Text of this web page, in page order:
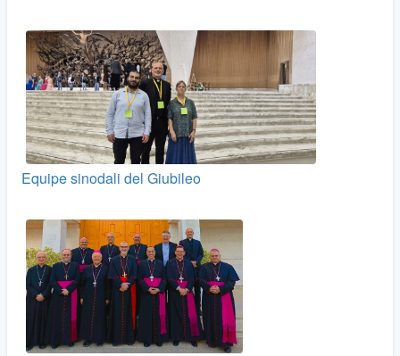
Equipe sinodali del Giubileo